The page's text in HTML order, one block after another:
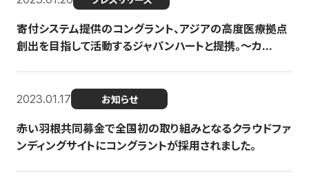
寄付システム提供のコングラント、アジアの高度医療拠点
創出を目指して活動するジャパンハートと提携。〜カ...
2023.01.17 お知らせ
赤い羽根共同募金で全国初の取り組みとなるクラウドファ
ンディングサイトにコングラントが採用されました。